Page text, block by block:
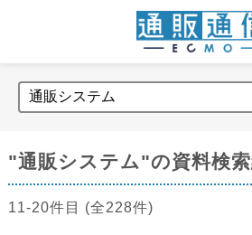
"通販システム"の資料検
11-20件目 (全228件)